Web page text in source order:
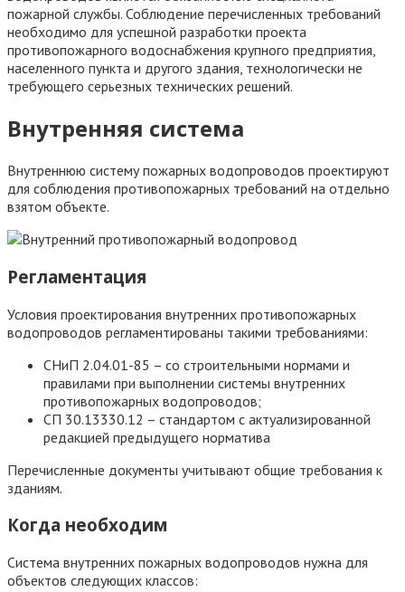
пожарной службы. Соблюдение перечисленных требований
необходимо для успешной разработки проекта
противопожарного водоснабжения крупного предприятия,
населенного пункта и другого здания, технологически не
требующего серьезных технических решений.
Внутренняя система
Внутреннюю систему пожарных водопроводов проектируют
для соблюдения противопожарных требований на отдельно
взятом объекте.
Регламентация
Условия проектирования внутренних противопожарных
водопроводов регламентированы такими требованиями:
СНиП 2.04.01-85 – со строительными нормами и
правилами при выполнении системы внутренних
противопожарных водопроводов;
СП 30.13330.12 – стандартом с актуализированной
редакцией предыдущего норматива
Перечисленные документы учитывают общие требования к
зданиям.
Когда необходим
Система внутренних пожарных водопроводов нужна для
объектов следующих классов: